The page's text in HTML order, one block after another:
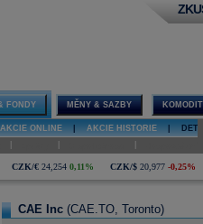
FONDY MĚNY & SAZBY
AKCIE ONLINE AKCIE HISTORIE
CZK/€ 24,254 0,11% CZK/$ 20,977 -0,25%
CAE Inc (CAE.TO, Toronto)